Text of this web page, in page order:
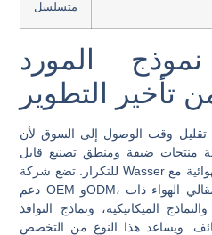
متسلسل
المورد
تأخير التطوير
تقليل وقت الوصول إلى السوق لأن
منتجات ضيقة ومنطق تصنيع قابل
للتكرار. تضع شركة Wasser نفسها كشركة مصنعة للمقالي الهوائية مع
دعم OEM وODM، ويركز موقعها الإلكتروني على مقالي الهواء ذات
الميكانيكية، ونماذج النوافذ
ويساعد هذا النوع من التخصص